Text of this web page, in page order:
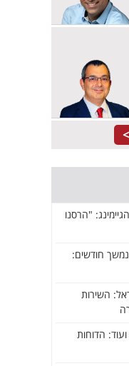
"הרסנו
חודשים:
השירות
הדוחות